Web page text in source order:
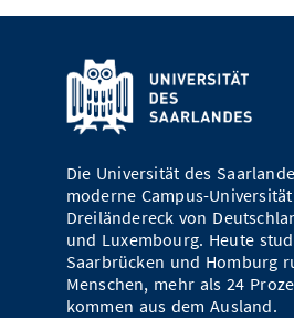
Prüfungsangelegenheiten
Vom Studium in den Beruf
Bibliothek
Study Scheduler
Forschungsgruppen
Bibliothek
Open Science/Open Access
Forschungshighlights
Termine, Vorträge und
Forschungsinstitutionen
Start-ups
Termine, Vorträge und
Pressemeldungen
Standort
Forschungsinstitutionen
Zahlen & Fakten
Marketing & Öffentlichkeitsarbeit
Pressespiegel
Kontakt
SIC Merchandise
SIC Podcast
Kontakte & Anfahrt
AnsprechpartnerInnen,
Termine, Vorträge und
Alumni
Die Universität des
moderne Campus-
Dreiländereck von
und Luxembourg. Heute
Saarbrücken und Homburg
Menschen, mehr als 24
kommen aus dem Ausland.